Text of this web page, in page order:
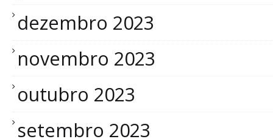
dezembro 2023
novembro 2023
outubro 2023
setembro 2023